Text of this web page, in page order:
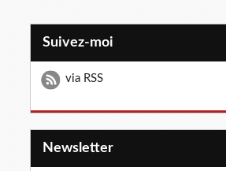
Suivez-moi
via RSS
Newsletter